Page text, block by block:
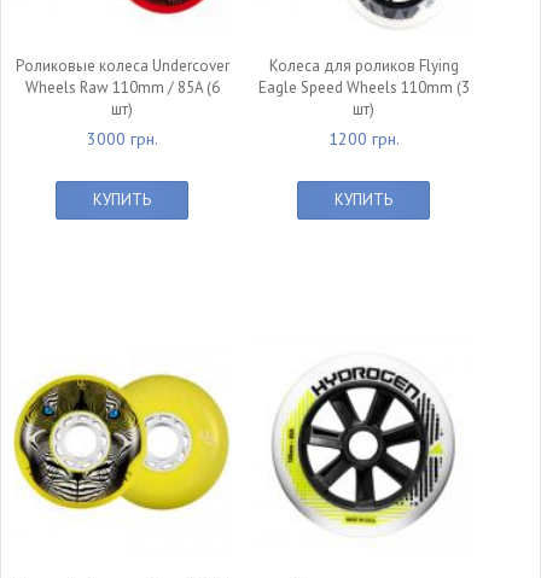
Роликовые колеса Undercover
Wheels Raw 110mm / 85A (6
шт)
3000 грн.
КУПИТЬ
Колеса для роликов Flying
Eagle Speed Wheels 110mm (3
шт)
1200 грн.
КУПИТЬ